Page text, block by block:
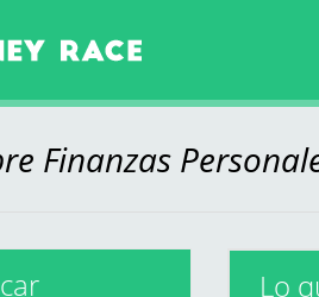
Finanzas
Lo